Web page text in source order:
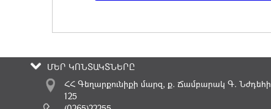
ՄԵՐ ԿՈՆՏԱԿՏՆԵՐԸ
ՀՀ Գեղարքունիքի մարզ, ք. Ճամբարակ Գ. Նժդեհի
125